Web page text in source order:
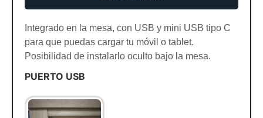
Integrado en la mesa, con USB y mini USB tipo C
para que puedas cargar tu móvil o tablet.
Posibilidad de instalarlo oculto bajo la mesa.
PUERTO USB